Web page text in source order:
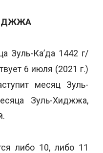
Зуль-Ка’да 1442 г/
6 июля (2021 г.)
месяц Зуль-
Зуль-Хиджжа,
либо 10, либо 11